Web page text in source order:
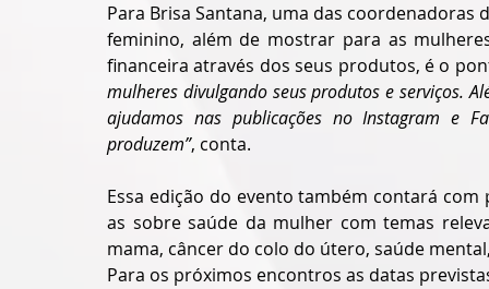
Para Brisa Santana, uma das
feminino, além de mostrar para as
financeira através dos seus produtos, é o
mulheres divulgando seus produtos e serviços.
ajudamos nas publicações no Instagram e
produzem”, conta.
Essa edição do evento também contará
as sobre saúde da mulher com temas
mama, câncer do colo do útero, saúde
Para os próximos encontros as datas